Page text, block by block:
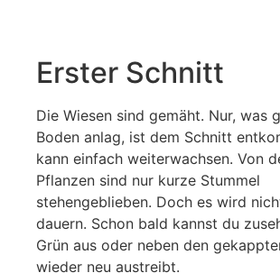
Erster Schnitt
Die Wiesen sind gemäht. Nur, was
Boden anlag, ist dem Schnitt
kann einfach weiterwachsen. Von
Pflanzen sind nur kurze Stummel
stehengeblieben. Doch es wird
dauern. Schon bald kannst du
Grün aus oder neben den
wieder neu austreibt.